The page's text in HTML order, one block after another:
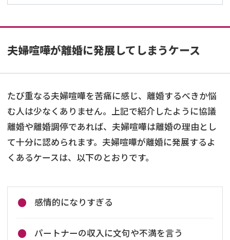
夫婦喧嘩が離婚に発展してしまうケース
たび重なる夫婦喧嘩を苦痛に感じ、離婚するべきか悩
む人は少なくありません。上記で紹介したように協議
離婚や離婚調停であれば、夫婦喧嘩は離婚の理由とし
て十分に認められます。夫婦喧嘩が離婚に発展するよ
くあるケースは、以下のとおりです。
感情的になりすぎる
パートナーの収入に文句や不満を言う